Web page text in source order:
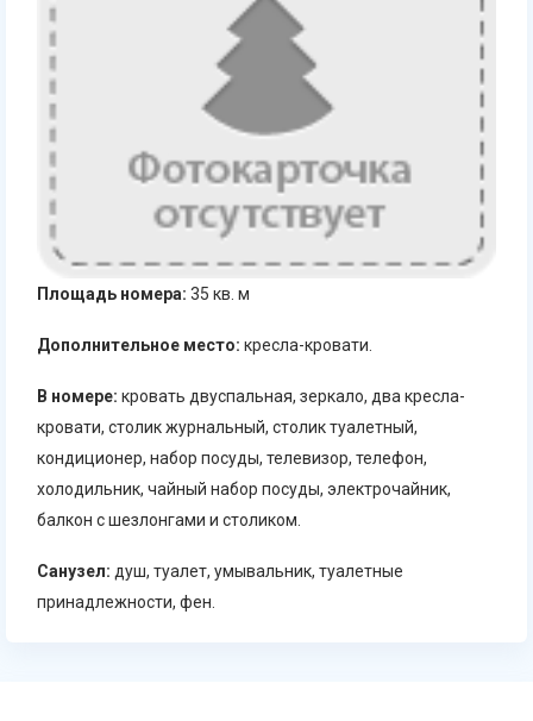
Площадь номера: 35 кв. м
Дополнительное место: кресла-кровати.
В номере: кровать двуспальная, зеркало, два кресла-
кровати, столик журнальный, столик туалетный,
кондиционер, набор посуды, телевизор, телефон,
холодильник, чайный набор посуды, электрочайник,
балкон с шезлонгами и столиком.
Санузел: душ, туалет, умывальник, туалетные
принадлежности, фен.